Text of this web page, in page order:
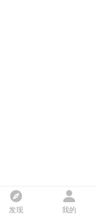
发现 我的